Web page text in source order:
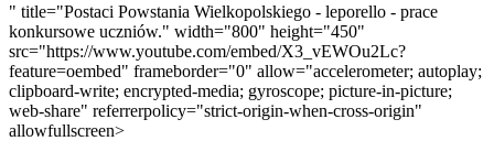
" title="Postaci Powstania Wielkopolskiego - leporello - prace
konkursowe uczniów." width="800" height="450"
src="https://www.youtube.com/embed/X3_vEWOu2Lc?
feature=oembed" frameborder="0" allow="accelerometer; autoplay;
clipboard-write; encrypted-media; gyroscope; picture-in-picture;
web-share" referrerpolicy="strict-origin-when-cross-origin"
allowfullscreen>